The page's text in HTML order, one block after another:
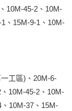
10M-45-2、10M-
、15M-9-1、10M-
工區)、20M-6-
10M-45-2、10M-
10M-37、15M-